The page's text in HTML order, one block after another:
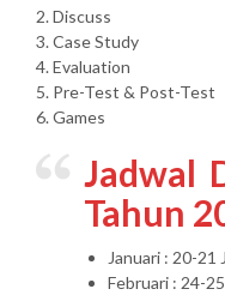
2. Discuss
3. Case Study
4. Evaluation
5. Pre-Test & Post-Test
6. Games
Jadwal
Tahun
Januari : 20-21
Februari : 24-